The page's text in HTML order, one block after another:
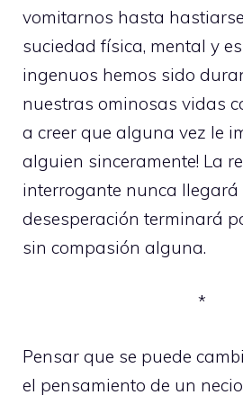
vomitarnos hasta
suciedad física, mental y
ingenuos hemos sido
nuestras ominosas vidas
a creer que alguna vez le
alguien sinceramente! La
interrogante nunca llegará
desesperación terminará
sin compasión alguna.
*
Pensar que se puede
el pensamiento de un